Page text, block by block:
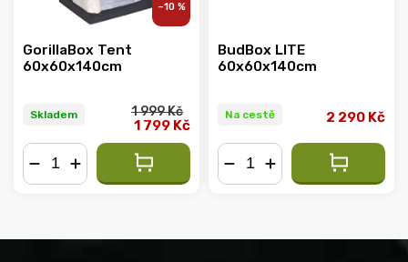
–10 %
GorillaBox Tent
60x60x140cm
Skladem 1 999 Kč
1 799 Kč
BudBox LITE
60x60x140cm
Na cestě 2 290 Kč